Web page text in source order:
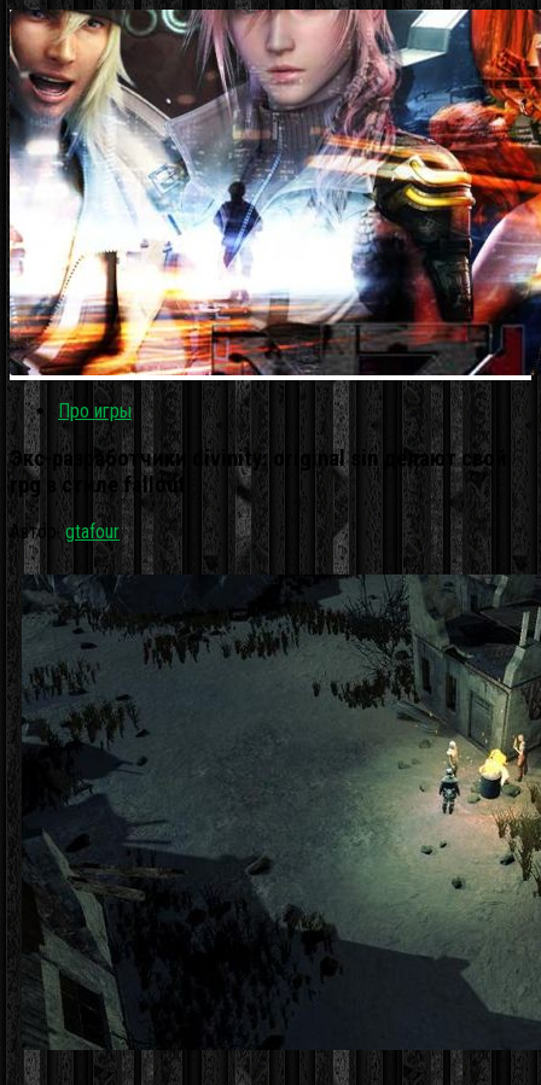
Про игры
Экс-разработчики divinity: original sin делают свой
rpg в стиле fallout
Автор:gtafour ·